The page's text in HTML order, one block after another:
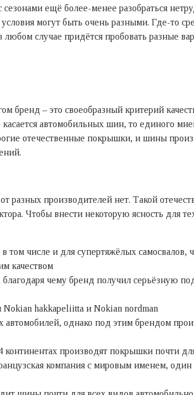
ещё более-менее разобраться
могут быть очень разными. Где-то
случае придётся пробовать разные
бренд – это своеобразный критерий
автомобильных шин, то единого
отечественные покрышки, и шины
разных производителей нет. Такой
Чтобы внести некоторую ясность для
числе и для супертяжёлых самосвалов,
качеством
чему бренд получил серьёзную
hakkapeliitta и Nokian nordman
однако под этим брендом
производят покрышки почти
компания с мировым именем,